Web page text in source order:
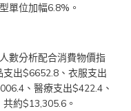
單位加幅6.8%。
數分析配合消費物價指
出$6652.8、衣服支出
、醫療支出$422.4、
約$13,305.6。